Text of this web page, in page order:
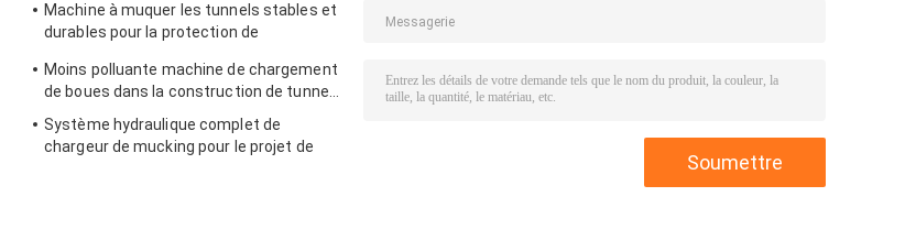
Machine à muquer les tunnels stables et
durables pour la protection de
Moins polluante machine de chargement
de boues dans la construction de tunnels
Système hydraulique complet de
chargeur de mucking pour le projet de